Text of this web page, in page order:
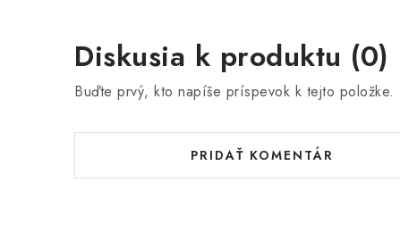
Diskusia k produktu (0)
Buďte prvý, kto napíše príspevok k tejto položke.
PRIDAŤ KOMENTÁR